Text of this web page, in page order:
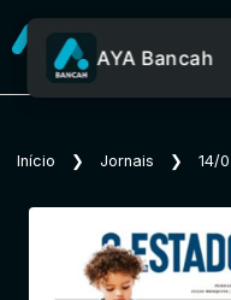
AYA Bancah
Início ❯ Jornais ❯ 14/